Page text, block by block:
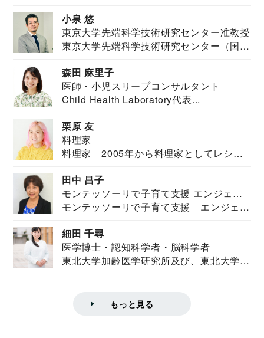
小泉 悠
東京大学先端科学技術研究センター准教授
東京大学先端科学技術研究センター（国際
森田 麻里子
医師・小児スリープコンサルタント
Child Health Laboratory代表...
栗原 友
料理家
料理家 2005年から料理家としてレシピ
田中 昌子
モンテッソーリで子育て支援 エンジェル
ズハウス研究所所長
モンテッソーリで子育て支援 エンジェル
細田 千尋
医学博士・認知科学者・脳科学者
東北大学加齢医学研究所及び、東北大学大
もっと見る